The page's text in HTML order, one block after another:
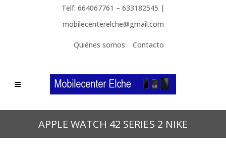
Telf: 664067761 – 633182545 |
mobilecenterelche@gmail.com
Quiénes somos Contacto
APPLE WATCH 42 SERIES 2 NIKE